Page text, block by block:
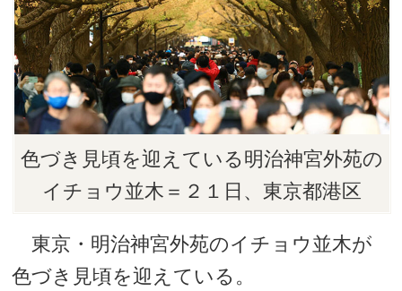
色づき見頃を迎えている明治神宮外苑の
イチョウ並木＝２１日、東京都港区
東京・明治神宮外苑のイチョウ並木が
色づき見頃を迎えている。